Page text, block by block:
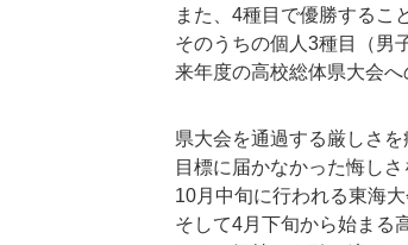
また、4種目で優勝するこ
そのうちの個人3種目（男
来年度の高校総体県大会へ
県大会を通過する厳しさを
目標に届かなかった悔しさ
10月中旬に行われる東海大
そして4月下旬から始まる